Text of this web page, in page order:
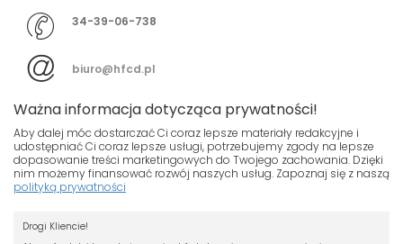
34-39-06-738
biuro@hfcd.pl
© HFCD - HF Centrum Dystrybucyjne- Wszelkie prawa
Ważna informacja dotycząca prywatności!
Aby dalej móc dostarczać Ci coraz lepsze materiały redakcyjne i
udostępniać Ci coraz lepsze usługi, potrzebujemy zgody na lepsze
dopasowanie treści marketingowych do Twojego zachowania. Dzięki
nim możemy finansować rozwój naszych usług. Zapoznaj się z naszą
polityką prywatności
Drogi Kliencie!